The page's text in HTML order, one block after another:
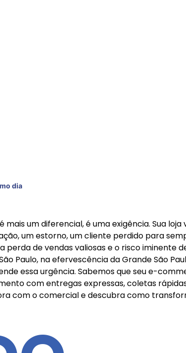
dia
mais um diferencial, é uma exigência. Sua
um estorno, um cliente perdido para
perda de vendas valiosas e o risco iminente
Paulo, na efervescência da Grande São
essa urgência. Sabemos que seu e-
com entregas expressas, coletas
com o comercial e descubra como